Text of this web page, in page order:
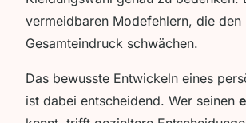
vermeidbaren Modefehlern, die den
Gesamteindruck schwächen.
Das bewusste Entwickeln eines
ist dabei entscheidend. Wer seinen